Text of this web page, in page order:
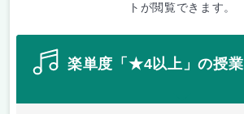
トが閲覧できます。
楽単度「★4以上」の授業